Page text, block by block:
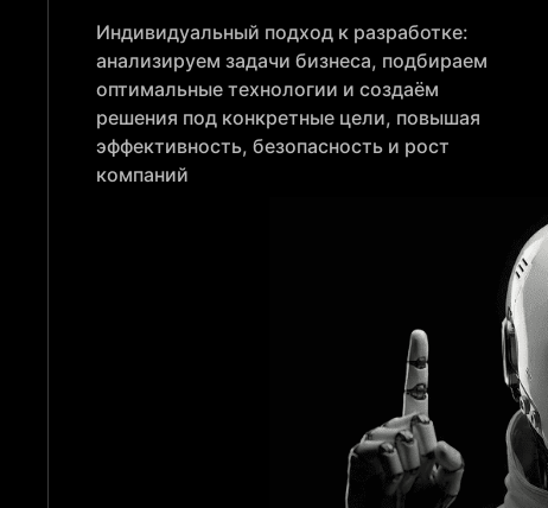
Индивидуальный подход к разработке:
анализируем задачи бизнеса, подбираем
оптимальные технологии и создаём
решения под конкретные цели, повышая
эффективность, безопасность и рост
компаний